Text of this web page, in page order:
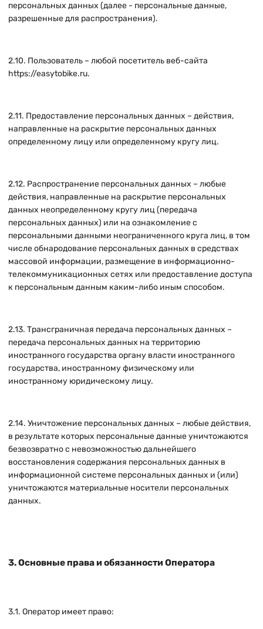
персональных данных (далее - персональные данные,
разрешенные для распространения).
2.10. Пользователь – любой посетитель веб-сайта
https://easytobike.ru.
2.11. Предоставление персональных данных – действия,
направленные на раскрытие персональных данных
определенному лицу или определенному кругу лиц.
2.12. Распространение персональных данных – любые
действия, направленные на раскрытие персональных
данных неопределенному кругу лиц (передача
персональных данных) или на ознакомление с
персональными данными неограниченного круга лиц, в том
числе обнародование персональных данных в средствах
массовой информации, размещение в информационно-
телекоммуникационных сетях или предоставление доступа
к персональным данным каким-либо иным способом.
2.13. Трансграничная передача персональных данных –
передача персональных данных на территорию
иностранного государства органу власти иностранного
государства, иностранному физическому или
иностранному юридическому лицу.
2.14. Уничтожение персональных данных – любые действия,
в результате которых персональные данные уничтожаются
безвозвратно с невозможностью дальнейшего
восстановления содержания персональных данных в
информационной системе персональных данных и (или)
уничтожаются материальные носители персональных
данных.
3. Основные права и обязанности Оператора
3.1. Оператор имеет право: